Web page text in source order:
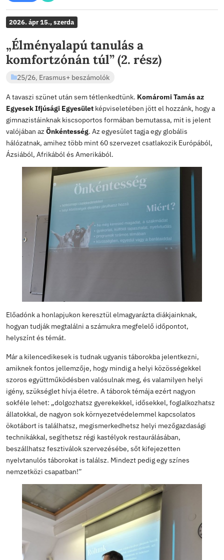
7
73021916273
8
9
73093397596
10
73103459948
11
73040756593
12
72994359420
13
73142784876
14
73058933983
16
73041645392
17
73107743595
18
19
20
73056428234
21
22
73011087370
23
73028166264
24
73118300727
25
73054142505
26
72977007193
27
73041728833
28
73029049816